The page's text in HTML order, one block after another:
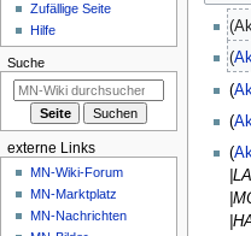
April
2025
K
e
i
n
B
e
a
r
6.
März
2025
K
e
i
n
e
B
Zufällige Seite
Hilfe
Suche
externe Links
MN-Wiki-Forum
MN-Marktplatz
MN-Nachrichten